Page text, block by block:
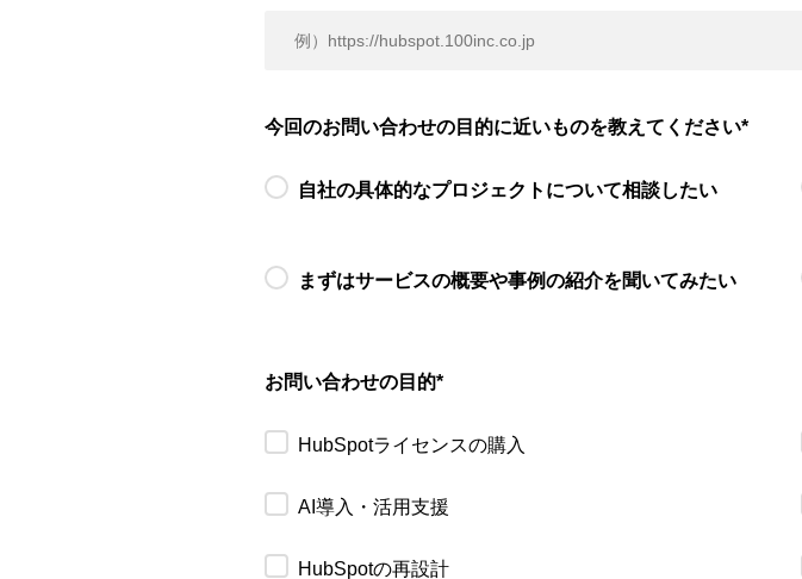
今回のお問い合わせの目的に近いものを教えてください*
自社の具体的なプロジェクトについて相談したい
まずはサービスの概要や事例の紹介を聞いてみたい
お問い合わせの目的*
HubSpotライセンスの購入
AI導入・活用支援
HubSpotの再設計